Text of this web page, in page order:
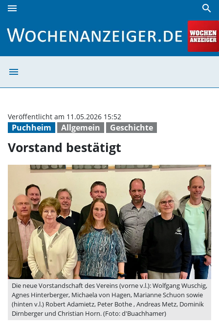
menu search
menu
Puchheim Allgemein Geschichte
Veröffentlicht am 11.05.2026 15:52
Vorstand bestätigt
Die neue Vorstandschaft des Vereins (vorne v.l.): Wolfgang Wuschig,
Agnes Hinterberger, Michaela von Hagen, Marianne Schuon sowie
(hinten v.l.) Robert Adamietz, Peter Bothe , Andreas Metz, Dominik
Dirnberger und Christian Horn. (Foto: d'Buachhamer)